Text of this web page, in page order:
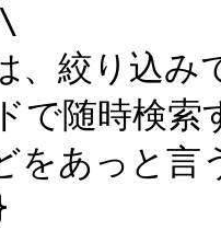
、絞り込み
で随時検
をあっと